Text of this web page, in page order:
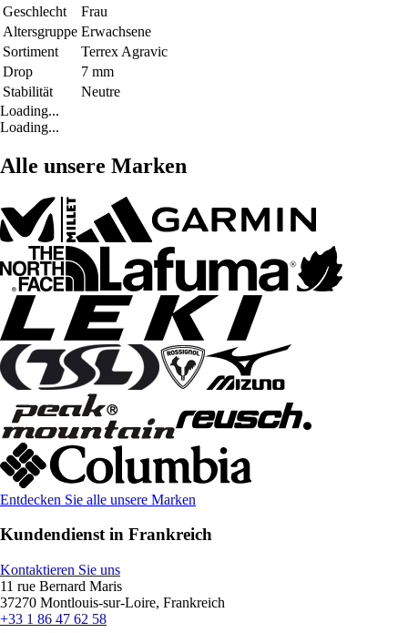
Geschlecht
Frau
Altersgruppe Erwachsene
Sortiment
Terrex Agravic
Drop
7 mm
Stabilität
Neutre
Loading...
Loading...
Alle unsere Marken
Entdecken Sie alle unsere Marken
Kundendienst in Frankreich
Kontaktieren Sie uns
11 rue Bernard Maris
37270 Montlouis-sur-Loire, Frankreich
+33 1 86 47 62 58